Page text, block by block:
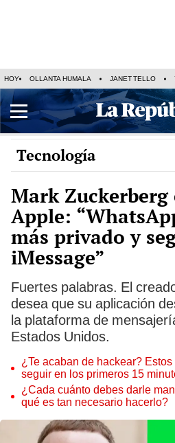
HOY OLLANTA HUMALA JANET TELLO
Tecnología
Mark
Apple:
más privado y
iMessage”
Fuertes palabras. El
desea que su aplicación
la plataforma de
Estados Unidos.
¿Te acaban de hackear?
seguir en los primeros 15
¿Cada cuánto debes darle
qué es tan necesario hacerlo?